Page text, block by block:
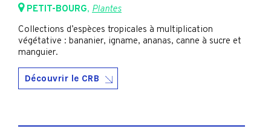
PETIT-BOURG, Plantes
Collections d’espèces tropicales à multiplication
végétative : bananier, igname, ananas, canne à sucre et
manguier.
Découvrir le CRB